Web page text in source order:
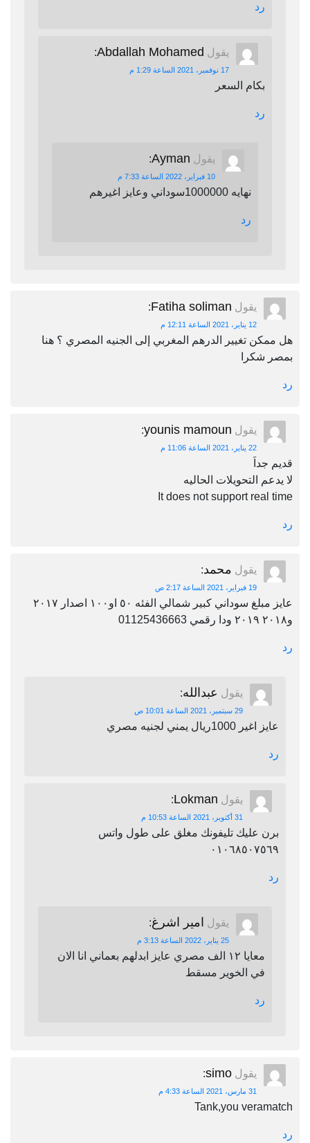
رد
يقول Abdallah Mohamed
:
17 نوفمبر، 2021 الساعة 1:29 م
بكام السعر
رد
يقول Ayman
:
10 فبراير، 2022 الساعة 7:33 م
نهايه 1000000سوداني وعايز اغيرهم
رد
يقول Fatiha soliman
:
12 يناير، 2021 الساعة 12:11 م
هل ممكن تغيير الدرهم المغربي إلى الجنيه المصري ؟ هنا
بمصر شكرا
رد
يقول younis mamoun
:
22 يناير، 2021 الساعة 11:06 م
قديم جداَ
لا يدعم التحويلات الحاليه
It does not support real time
رد
يقول محمد:
19 فبراير، 2021 الساعة 2:17 ص
عايز مبلغ سوداني كبير شمالي الفئه ٥٠ او١٠٠ اصدار ٢٠١٧
و٢٠١٨ ٢٠١٩ ودا رقمي 01125436663
رد
يقول عبدالله:
29 سبتمبر، 2021 الساعة 10:01 ص
عايز اغير 1000ريال يمني لجنيه مصري
رد
يقول Lokman
:
31 أكتوبر، 2021 الساعة 10:53 م
برن عليك تليفونك مغلق على طول واتس
٠١٠٦٨٥٠٧٥٦٩
رد
يقول امير اشرغ:
25 يناير، 2022 الساعة 3:13 م
معايا ١٢ الف مصري عايز ابدلهم بعماني انا الان
في الخوير مسقط
رد
يقول simo
:
31 مارس، 2021 الساعة 4:33 م
Tank,you veramatch
رد